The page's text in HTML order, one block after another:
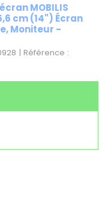
MOBILIS
cm (14") Écran
Moniteur -
| Référence :